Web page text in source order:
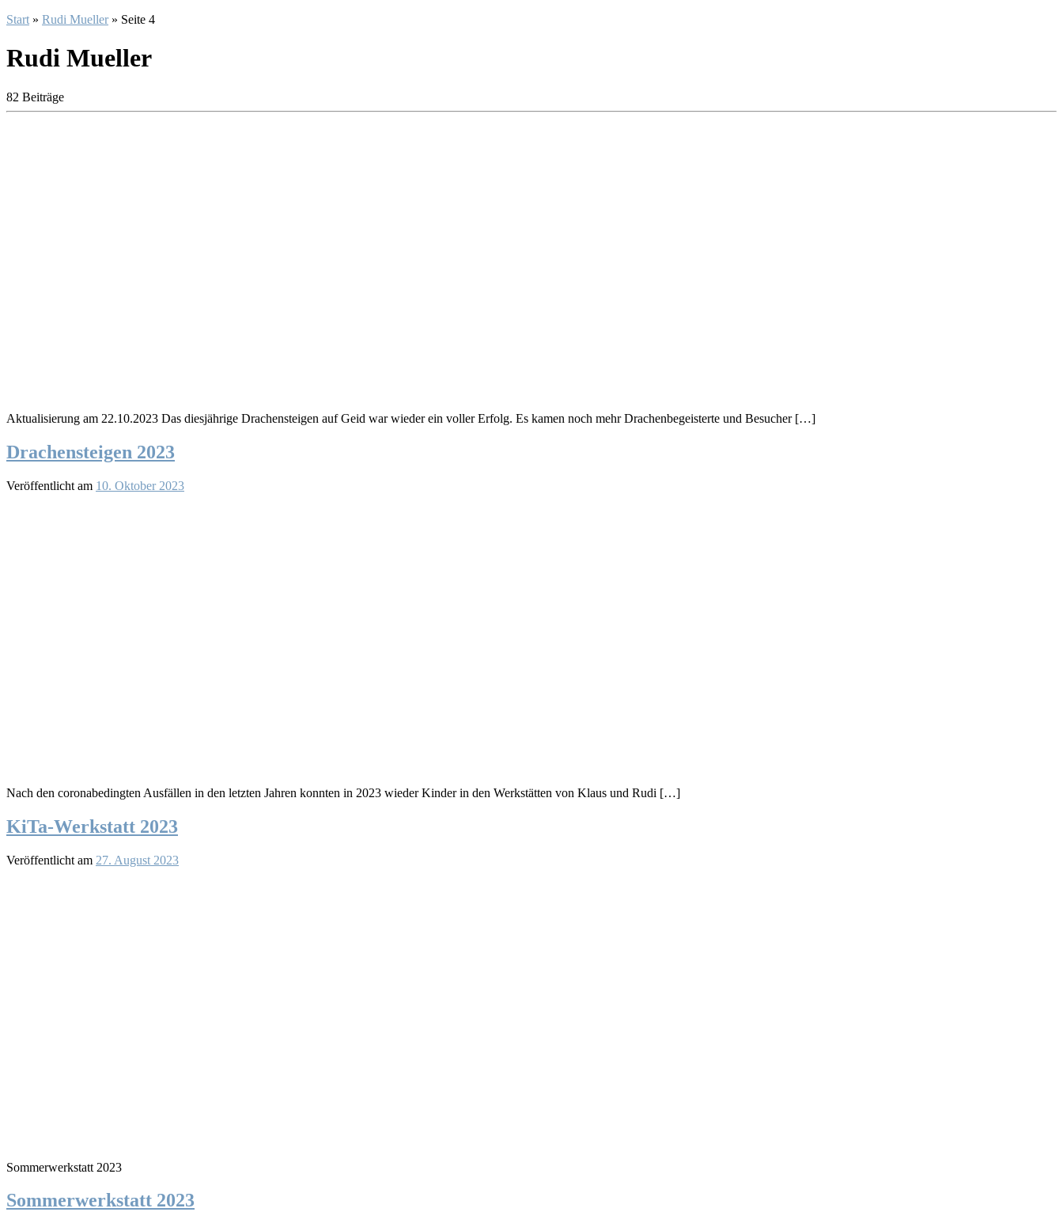
Start » Rudi Mueller » Seite 4
Rudi Mueller
82 Beiträge
Aktualisierung am 22.10.2023 Das diesjährige Drachensteigen auf Geid war wieder ein voller Erfolg. Es kamen noch mehr Drachenbegeisterte und Besucher […]
Drachensteigen 2023
Veröffentlicht am 10. Oktober 2023
Nach den coronabedingten Ausfällen in den letzten Jahren konnten in 2023 wieder Kinder in den Werkstätten von Klaus und Rudi […]
KiTa-Werkstatt 2023
Veröffentlicht am 27. August 2023
Sommerwerkstatt 2023
Sommerwerkstatt 2023